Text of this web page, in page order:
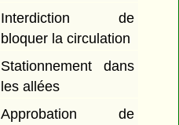
Interdiction de
bloquer la circulation
Stationnement dans
les allées
Approbation de